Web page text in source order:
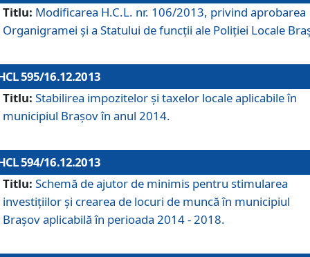
Titlu: Modificarea H.C.L. nr. 106/2013, privind aprobarea
Organigramei şi a Statului de funcţii ale Poliţiei Locale
595/16.12.2013
Titlu: Stabilirea impozitelor şi taxelor locale aplicabile în
municipiul Braşov în anul 2014.
594/16.12.2013
Titlu: Schemă de ajutor de minimis pentru stimularea
investiţiilor şi crearea de locuri de muncă în municipiul
Braşov aplicabilă în perioada 2014 - 2018.